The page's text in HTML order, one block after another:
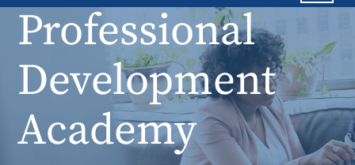
Home
Catalog
Cart (0 items)
Professional
Development
Academy